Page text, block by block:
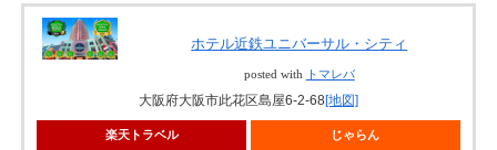
ホテル近鉄ユニバーサル・シティ
posted with トマレバ
大阪府大阪市此花区島屋6-2-68[地図]
楽天トラベル じゃらん